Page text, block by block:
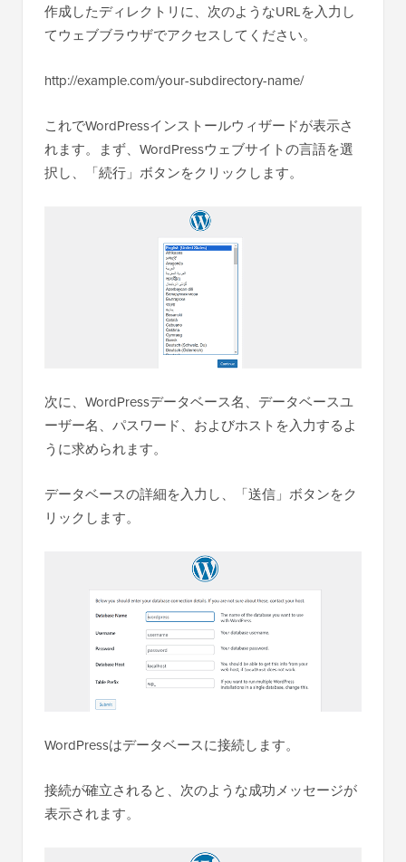
作成したディレクトリに、次のようなURLを入力し
てウェブブラウザでアクセスしてください。
http://example.com/your-subdirectory-name/
これでWordPressインストールウィザードが表示さ
れます。まず、WordPressウェブサイトの言語を選
択し、「続行」ボタンをクリックします。
次に、WordPressデータベース名、データベースユ
ーザー名、パスワード、およびホストを入力するよ
うに求められます。
データベースの詳細を入力し、「送信」ボタンをク
リックします。
WordPressはデータベースに接続します。
接続が確立されると、次のような成功メッセージが
表示されます。